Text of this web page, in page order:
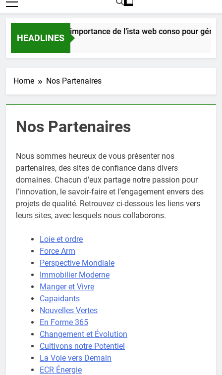
HEADLINES
Comprendre l’importance de l’ista web conso pour gérer
6 Jours Ago
Home Nos Partenaires
Nos Partenaires
Nous sommes heureux de vous présenter nos
partenaires, des sites de confiance dans divers
domaines. Chacun d’eux partage notre passion pour
l’innovation, le savoir-faire et l’engagement envers des
projets de qualité. Retrouvez ci-dessous les liens vers
leurs sites, avec lesquels nous collaborons.
Loie et ordre
Force Arm
Perspective Mondiale
Immobilier Moderne
Manger et Vivre
Capaidants
Nouvelles Vertes
En Forme 365
Changement et Évolution
Cultivons notre Potentiel
La Voie vers Demain
ECR Énergie